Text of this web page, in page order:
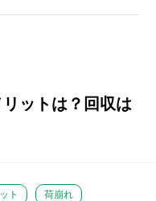
ットは？回収は
ト 荷崩れ